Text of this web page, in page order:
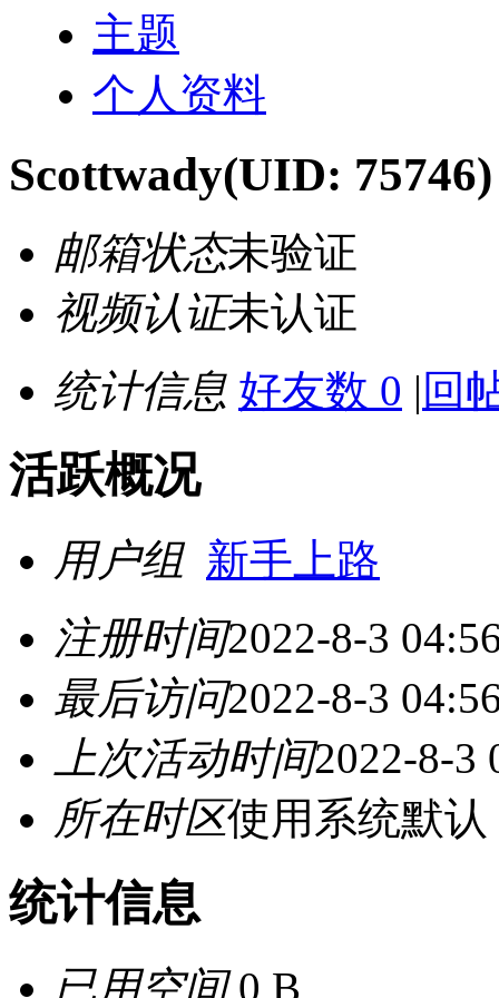
主题
个人资料
Scottwady(UID: 75746)
邮箱状态未验证
视频认证未认证
统计信息 好友数 0 | 回
活跃概况
用户组 新手上路
注册时间2022-8-3
最后访问2022-8-3
上次活动时间2022-8-3
所在时区使用系统默认
统计信息
已用空间0 B